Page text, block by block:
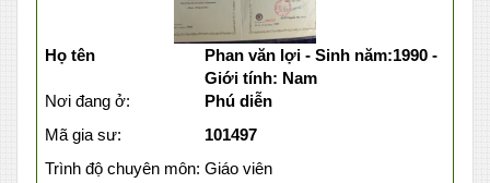
Họ tên
Phan văn lợi - Sinh năm:1990 -
Giới tính: Nam
Nơi đang ở:
Phú diễn
Mã gia sư:
101497
Trình độ chuyên môn: Giáo viên